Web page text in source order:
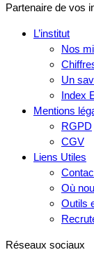
Partenaire de vos
L’institut
Nos
Un
Index
Mentions
RGPD
CGV
Liens Utiles
Où
Outils
Réseaux sociaux